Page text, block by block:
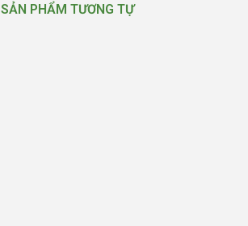
SẢN PHẨM TƯƠNG TỰ